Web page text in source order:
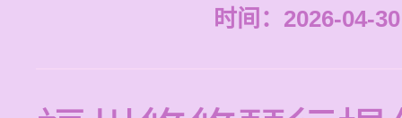
时间：2026-04-